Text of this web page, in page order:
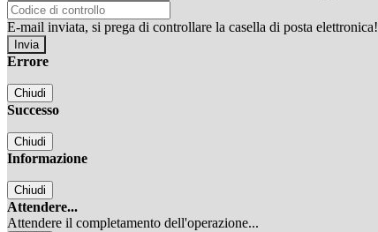
E-mail inviata, si prega di controllare la casella di posta elettronica!
Errore
Chiudi
Successo
Chiudi
Informazione
Chiudi
Attendere...
Attendere il completamento dell'operazione...